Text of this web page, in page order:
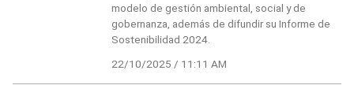
modelo de gestión ambiental, social y de
gobernanza, además de difundir su Informe de
Sostenibilidad 2024.
22/10/2025 / 11:11 AM